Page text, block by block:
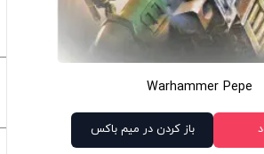
Warhammer Pepe
باز کردن در میم باکس